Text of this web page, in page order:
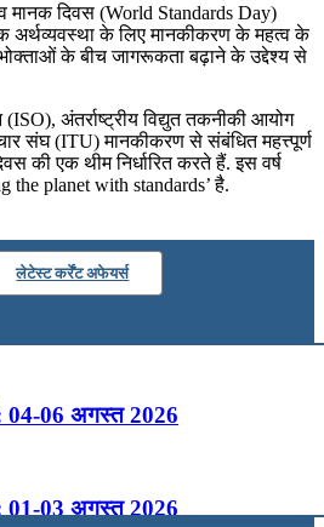
मानक दिवस (World Standards Day)
अर्थव्यवस्था के लिए मानकीकरण के महत्व के
के बीच जागरूकता बढ़ाने के उद्देश्य से
अंतर्राष्ट्रीय विद्युत तकनीकी आयोग
संघ (ITU) मानकीकरण से संबंधित महत्त्पूर्ण
की एक थीम निर्धारित करते हैं. इस वर्ष
the planet with standards’ है.
लेटेस्ट कर्रेंट अफेयर्स
04-06 अगस्त 2026
01-03 अगस्त 2026